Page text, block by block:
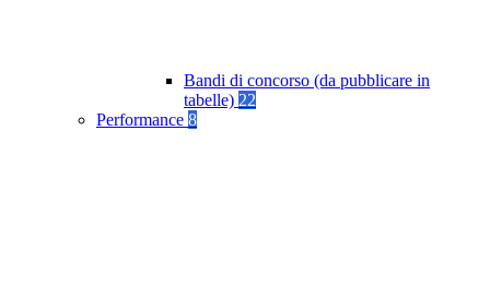
Bandi di concorso (da pubblicare in
tabelle) 22
Performance 8